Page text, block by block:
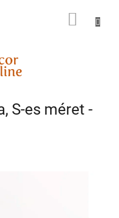
KOSÁR
S-es méret -